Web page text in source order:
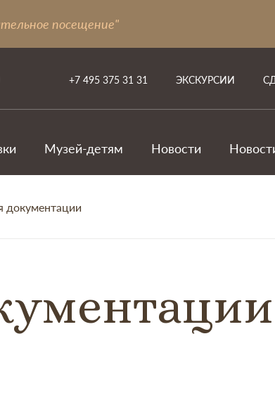
посещение"
+7 495 375 31 31 ЭКСКУРСИИ
Музей-детям Новости
документации